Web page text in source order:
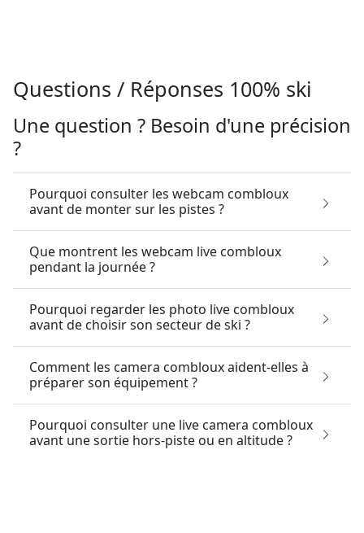
Questions / Réponses 100% ski
Une question ? Besoin d'une précision
?
Pourquoi consulter les webcam combloux
avant de monter sur les pistes ?
Que montrent les webcam live combloux
pendant la journée ?
Pourquoi regarder les photo live combloux
avant de choisir son secteur de ski ?
Comment les camera combloux aident-elles à
préparer son équipement ?
Pourquoi consulter une live camera combloux
avant une sortie hors-piste ou en altitude ?